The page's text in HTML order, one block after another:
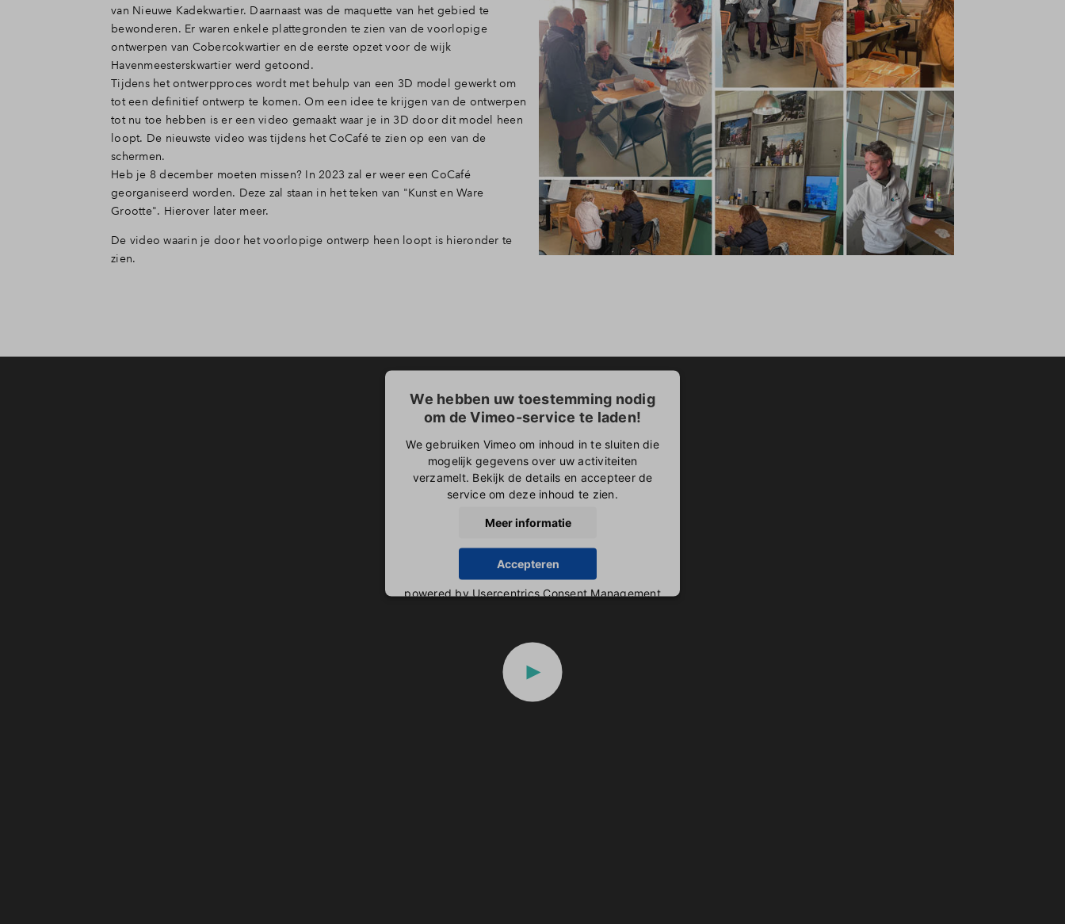
van Nieuwe Kadekwartier. Daarnaast was de maquette van het gebied te
bewonderen. Er waren enkele plattegronden te zien van de voorlopige
ontwerpen van Cobercokwartier en de eerste opzet voor de wijk
Havenmeesterskwartier werd getoond.
Tijdens het ontwerpproces wordt met behulp van een 3D model gewerkt om
tot een definitief ontwerp te komen. Om een idee te krijgen van de ontwerpen
tot nu toe hebben is er een video gemaakt waar je in 3D door dit model heen
loopt. De nieuwste video was tijdens het CoCafé te zien op een van de
schermen.
Heb je 8 december moeten missen? In 2023 zal er weer een CoCafé
georganiseerd worden. Deze zal staan in het teken van "Kunst en Ware
Grootte". Hierover later meer.
De video waarin je door het voorlopige ontwerp heen loopt is hieronder te
zien.
We hebben uw toestemming nodig
om de Vimeo-service te laden!
We gebruiken Vimeo om inhoud in te sluiten die
mogelijk gegevens over uw activiteiten
verzamelt. Bekijk de details en accepteer de
service om deze inhoud te zien.
Meer informatie
Accepteren
powered by Usercentrics Consent Management